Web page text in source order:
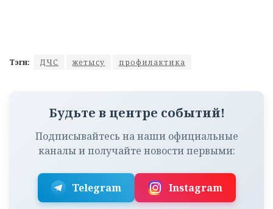
Тэги: ДЧС жетысу профилактика
Будьте в центре событий!
Подписывайтесь на наши официальные
каналы и получайте новости первыми:
Telegram Instagram